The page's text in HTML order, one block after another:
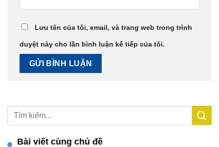
Lưu tên của tôi, email, và trang web trong trình
duyệt này cho lần bình luận kế tiếp của tôi.
Bài viết cùng chủ đề